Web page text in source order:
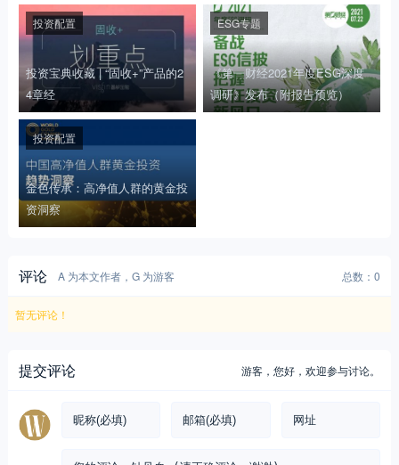
投资宝典收藏 | “固收+”产品的2
4章经
投资配置
《第一财经2021年度ESG深度
调研》发布（附报告预览）
ESG专题
金色传承：高净值人群的黄金投
资洞察
投资配置
评论 A 为本文作者，G 为游客 总数：0
暂无评论！
提交评论 游客，您好，欢迎参与讨论。